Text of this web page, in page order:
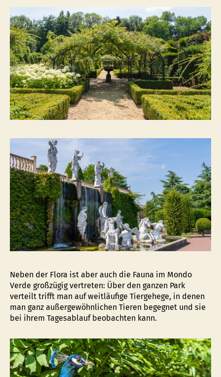
Neben der Flora ist aber auch die Fauna im Mondo
Verde großzügig vertreten: Über den ganzen Park
verteilt trifft man auf weitläufige Tiergehege, in denen
man ganz außergewöhnlichen Tieren begegnet und sie
bei ihrem Tagesablauf beobachten kann.